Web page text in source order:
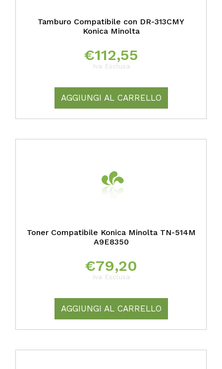
Tamburo Compatibile con DR-313CMY
Konica Minolta
€112,55
Iva Esclusa
AGGIUNGI AL CARRELLO
Toner Compatibile Konica Minolta TN-514M
A9E8350
€79,20
Iva Esclusa
AGGIUNGI AL CARRELLO